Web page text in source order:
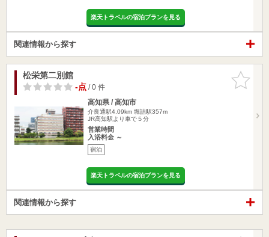
楽天トラベルの宿泊プランを見る
関連情報から探す
お気に入
りに追加
松栄第二別館
-点/ 0 件
高知県 / 高知市
介良通駅4.09km 堀詰駅357m
JR高知駅より車で５分
営業時間
入浴料金 ～
宿泊
楽天トラベルの宿泊プランを見る
関連情報から探す